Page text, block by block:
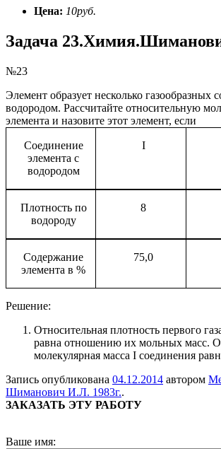
Цена: 10руб.
Задача
№23
Элемент образует несколько газообразных
водородом. Рассчитайте относительную
элемента и назовите этот элемент, если
Соединение
элемента с
водородом
I
Плотность по
водороду
8
Содержание
элемента в %
75,0
Решение:
Относительная плотность первого
равна отношению их мольных масс.
молекулярная масса I соединения
Запись опубликована 04.12.2014 автором
Шиманович И.Л. 1983г..
ЗАКАЗАТЬ ЭТУ РАБОТУ
Ваше имя: